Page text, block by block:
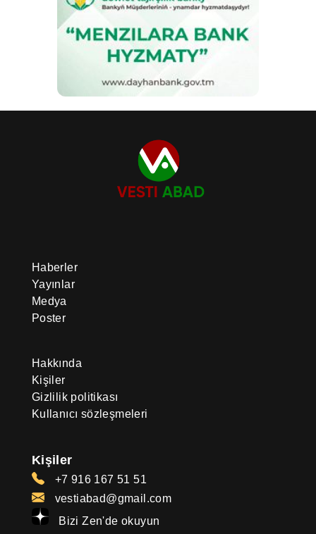
Haberler
Yayınlar
Medya
Poster
Hakkında
Kişiler
Gizlilik politikası
Kullanıcı sözleşmeleri
Kişiler
+7 916 167 51 51
vestiabad@gmail.com
Bizi Zen'de okuyun